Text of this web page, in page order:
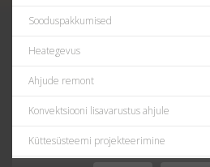
Sooduspakkumised
Heategevus
Ahjude remont
Konvektsiooni lisavarustus ahjule
Küttesüsteemi projekteerimine